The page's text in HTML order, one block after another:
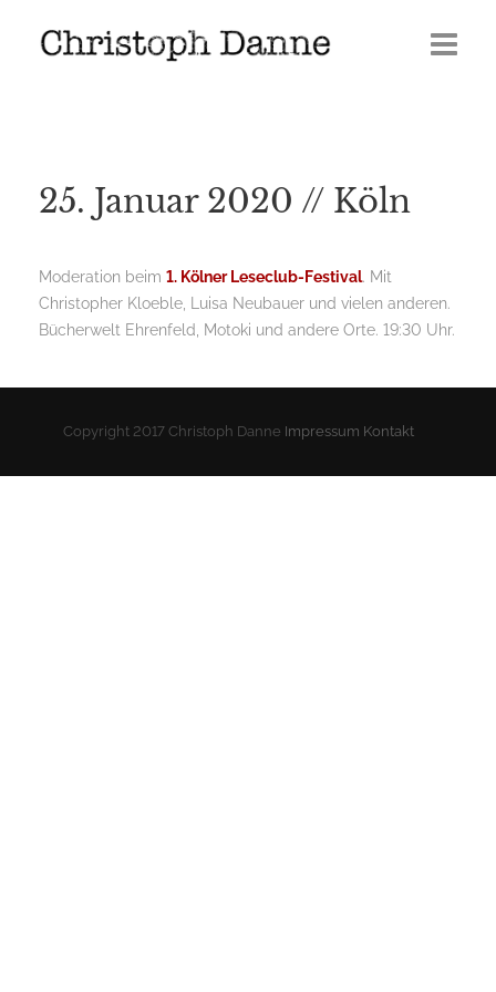
Veröffentlichungen
Presse
Media
25. Januar 2020 // Köln
Moderation beim 1. Kölner Leseclub-Festival. Mit
Christopher Kloeble, Luisa Neubauer und vielen anderen.
Bücherwelt Ehrenfeld, Motoki und andere Orte. 19:30 Uhr.
Copyright 2017 Christoph Danne Impressum Kontakt